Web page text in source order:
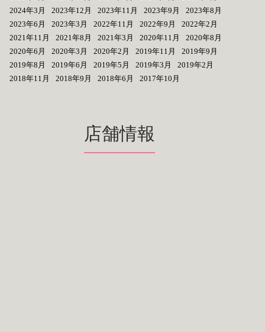
2024年3月
2023年12月 2023年11月 2023年9月
2023年8月
2023年6月
2023年3月 2022年11月 2022年9月
2022年2月
2021年11月
2021年8月 2021年3月 2020年11月
2020年8月
2020年6月
2020年3月 2020年2月 2019年11月
2019年9月
2019年8月
2019年6月 2019年5月 2019年3月
2019年2月
2018年11月
2018年9月 2018年6月 2017年10月
店舗情報